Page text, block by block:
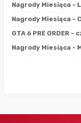
Nagrody Miesiąca -
Nagrody Miesiąca -
GTA 6 PRE ORDER
Nagrody Miesiąca -